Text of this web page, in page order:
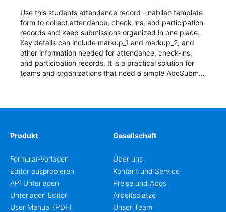
Use this students attendance record - nabilah template
form to collect attendance, check-ins, and participation
records and keep submissions organized in one place.
Key details can include markup_1 and markup_2, and
other information needed for attendance, check-ins,
and participation records. It is a practical solution for
teams and organizations that need a simple AbcSubmit
Produkt
Formular-Vorlagen
Editor ausprobieren
API Unterlagen
Unterlagen Editor
User Manual (PDF)
Gesellschaft
Über uns
Kontant und Service
Preise und Abos
Arbeitsplätze
Unser Team